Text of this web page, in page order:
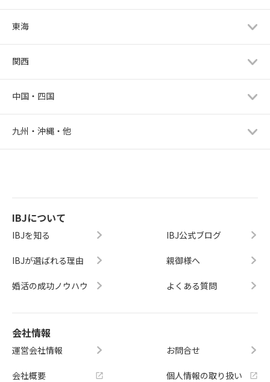
東海
関西
中国・四国
九州・沖縄・他
IBJについて
IBJを知る
IBJが選ばれる理由
婚活の成功ノウハウ
IBJ公式ブログ
親御様へ
よくある質問
会社情報
運営会社情報
会社概要
お問合せ
個人情報の取り扱い